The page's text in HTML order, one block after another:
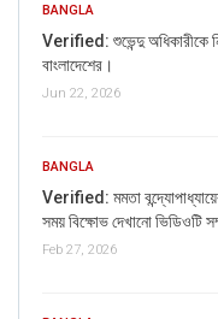
BANGLA
Verified: শুভেন্দু অধিকারীকে
বাংলাদেশের।
Jun 22, 2026
BANGLA
Verified: মমতা
সময় বিক্ষোভ দেখানো ভিডিওটি
Feb 27, 2026